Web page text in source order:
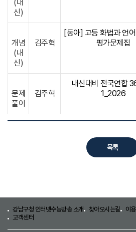
(내
신)
개념
(내
신)
김주혁
[동아] 고등 화법과 언
평가문제집
문제
풀이
김주혁
내신대비 전국연합
1_2026
목록
강남구청 인터넷수능방송 소개 찾아오시는길 이
고객센터